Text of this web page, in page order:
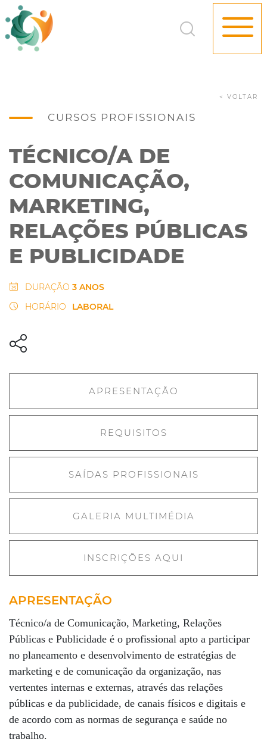
CURSOS PROFISSIONAIS
< VOLTAR
TÉCNICO/A DE
COMUNICAÇÃO,
MARKETING,
RELAÇÕES PÚBLICAS
E PUBLICIDADE
DURAÇÃO 3 ANOS
HORÁRIO
LABORAL
APRESENTAÇÃO
Técnico/a de Comunicação, Marketing, Relações
Públicas e Publicidade é o profissional apto a participar
no planeamento e desenvolvimento de estratégias de
marketing e de comunicação da organização, nas
vertentes internas e externas, através das relações
públicas e da publicidade, de canais físicos e digitais e
de acordo com as normas de segurança e saúde no
trabalho.
APRESENTAÇÃO
REQUISITOS
SAÍDAS PROFISSIONAIS
GALERIA MULTIMÉDIA
INSCRIÇÕES AQUI